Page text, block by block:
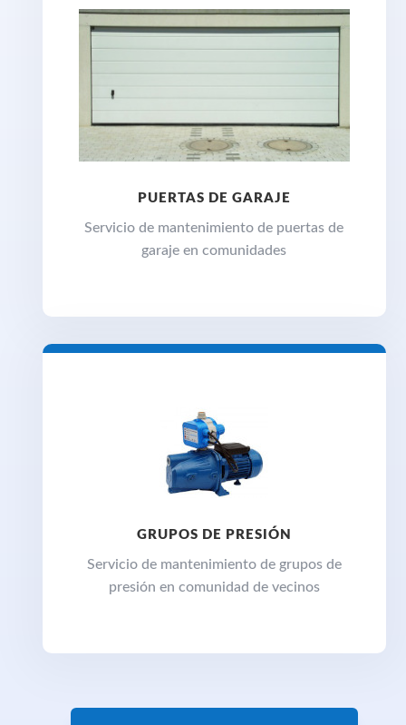
PUERTAS DE GARAJE
Servicio de mantenimiento de puertas de
garaje en comunidades
GRUPOS DE PRESIÓN
Servicio de mantenimiento de grupos de
presión en comunidad de vecinos